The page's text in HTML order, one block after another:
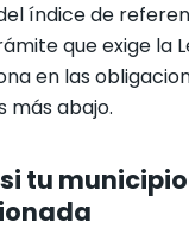
índice de
que exige la
en las
más abajo.
tu